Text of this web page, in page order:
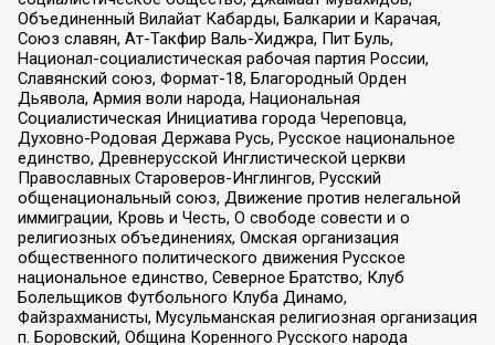
Объединенный Вилайат Кабарды, Балкарии и Карачая,
Союз славян, Ат-Такфир Валь-Хиджра, Пит Буль,
Национал-социалистическая рабочая партия России,
Славянский союз, Формат-18, Благородный Орден
Дьявола, Армия воли народа, Национальная
Социалистическая Инициатива города Череповца,
Духовно-Родовая Держава Русь, Русское национальное
единство, Древнерусской Инглистической церкви
Православных Староверов-Инглингов, Русский
общенациональный союз, Движение против нелегальной
иммиграции, Кровь и Честь, О свободе совести и о
религиозных объединениях, Омская организация
общественного политического движения Русское
национальное единство, Северное Братство, Клуб
Болельщиков Футбольного Клуба Динамо,
Файзрахманисты, Мусульманская религиозная организация
п. Боровский, Община Коренного Русского народа